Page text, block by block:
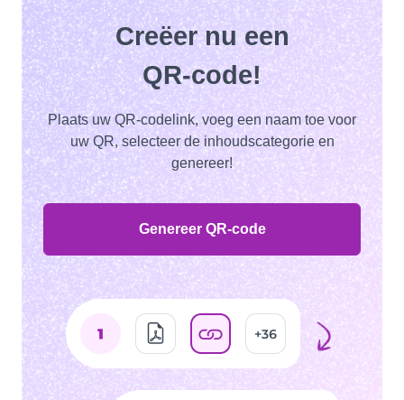
Creëer nu een
QR-code!
Plaats uw QR-codelink, voeg een naam toe voor
uw QR, selecteer de inhoudscategorie en
genereer!
Genereer QR-code